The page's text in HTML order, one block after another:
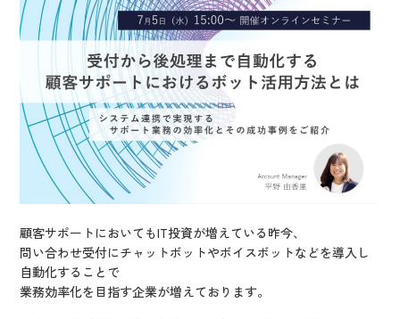
顧客サポートにおいてもIT投資が増えている昨今、
問い合わせ受付にチャットボットやボイスボットなどを導入し
自動化することで
業務効率化を目指す企業が増えております。